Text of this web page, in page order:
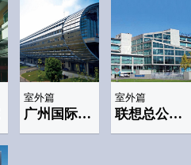
室外篇
广州国际会展中心
室外篇
联想总公司(lenovo)